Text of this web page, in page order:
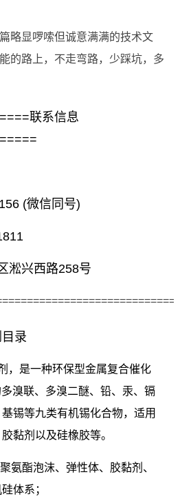
略显啰嗦但诚意满满的技术文
的路上，不走弯路，少踩坑，多
联系信息
(微信同号)
淞兴西路258号
录
，是一种环保型金属复合催化
溴联、多溴二醚、铅、汞、镉
锡等九类有机锡化合物，适用
黏剂以及硅橡胶等。
氨酯泡沫、弹性体、胶黏剂、
体系；